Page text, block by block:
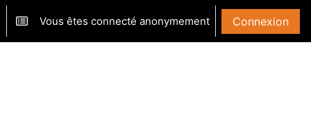
désactiver la saisie de recherche
Vous êtes connecté anonymement Connexion